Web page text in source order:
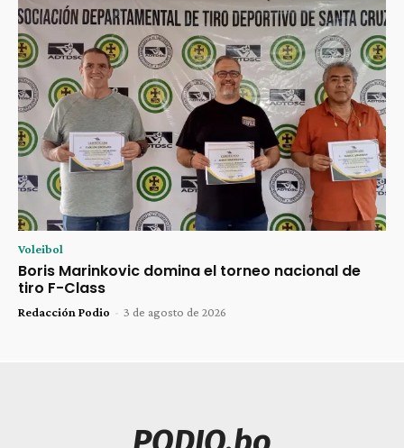
Voleibol
Boris Marinkovic domina el torneo nacional de
tiro F-Class
Redacción Podio - 3 de agosto de 2026